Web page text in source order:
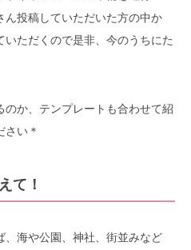
投稿していただいた方の中か
ただくので是非、今のうちにた
か、テンプレートも合わせて紹
い＊
て！
、海や公園、神社、街並みなど